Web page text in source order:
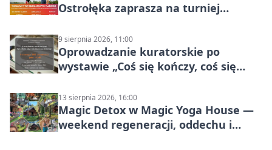
Ostrołęka zaprasza na turniej
9 sierpnia 2026, 11:00
Oprowadzanie kuratorskie po
wystawie „Coś się kończy, coś się
Mazowsza do Korony”
13 sierpnia 2026, 16:00
Magic Detox w Magic Yoga House —
weekend regeneracji, oddechu i